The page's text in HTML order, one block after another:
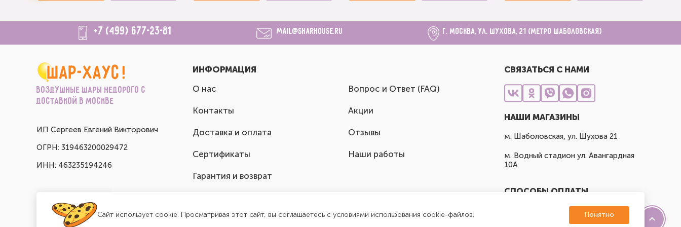
+7 (499) 677-23-81 mail@sharhouse.ru г. Москва, ул. Шухова, 21 (метро Шаболовская)
Воздушные шары недорого с
доставкой в Москве
ИП Сергеев Евгений Викторович
ОГРН: 319463200029472
ИНН: 463235194246
ИНФОРМАЦИЯ
О нас
Контакты
Доставка и оплата
Сертификаты
Гарантия и возврат
Вопрос и Ответ (FAQ)
Акции
Отзывы
Наши работы
СВЯЗАТЬСЯ С НАМИ
НАШИ МАГАЗИНЫ
м. Шаболовская, ул. Шухова 21
м. Водный стадион ул. Авангардная
10А
СПОСОБЫ ОПЛАТЫ
Сайт использует cookie. Просматривая этот сайт, вы соглашаетесь с условиями использования cookie-файлов. Понятно